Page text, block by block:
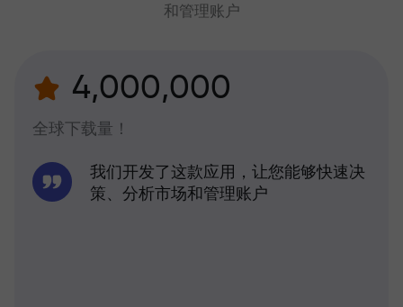
和管理账户
4,000,000
全球下载量！
我们开发了这款应用，让您能够快速决
策、分析市场和管理账户